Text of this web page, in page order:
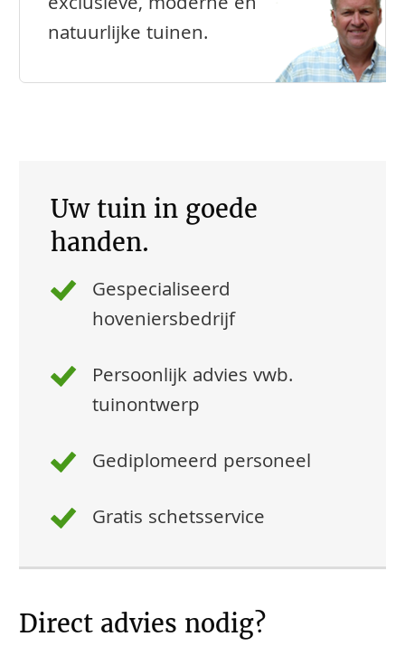
natuurlijke tuinen.
Uw tuin in goede
handen.
Gespecialiseerd
hoveniersbedrijf
Persoonlijk advies vwb.
tuinontwerp
Gediplomeerd personeel
Gratis schetsservice
Direct advies nodig?